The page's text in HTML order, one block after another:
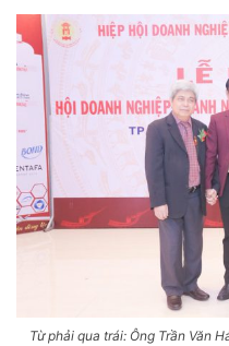
Từ phải qua trái: Ông Trần Văn